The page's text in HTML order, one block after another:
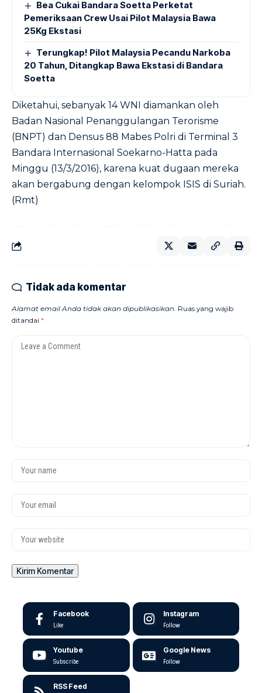
Bea Cukai Bandara Soetta Perketat
Pemeriksaan Crew Usai Pilot Malaysia Bawa
25Kg Ekstasi
Terungkap! Pilot Malaysia Pecandu Narkoba
20 Tahun, Ditangkap Bawa Ekstasi di Bandara
Soetta
Diketahui, sebanyak 14 WNI diamankan oleh
Badan Nasional Penanggulangan Terorisme
(BNPT) dan Densus 88 Mabes Polri di Terminal 3
Bandara Internasional Soekarno-Hatta pada
Minggu (13/3/2016), karena kuat dugaan mereka
akan bergabung dengan kelompok ISIS di Suriah.
(Rmt)
Tidak ada komentar
Alamat email Anda tidak akan dipublikasikan. Ruas yang wajib
ditandai *
Facebook
Like
Instagram
Follow
Youtube
Subscribe
Google News
Follow
RSS Feed